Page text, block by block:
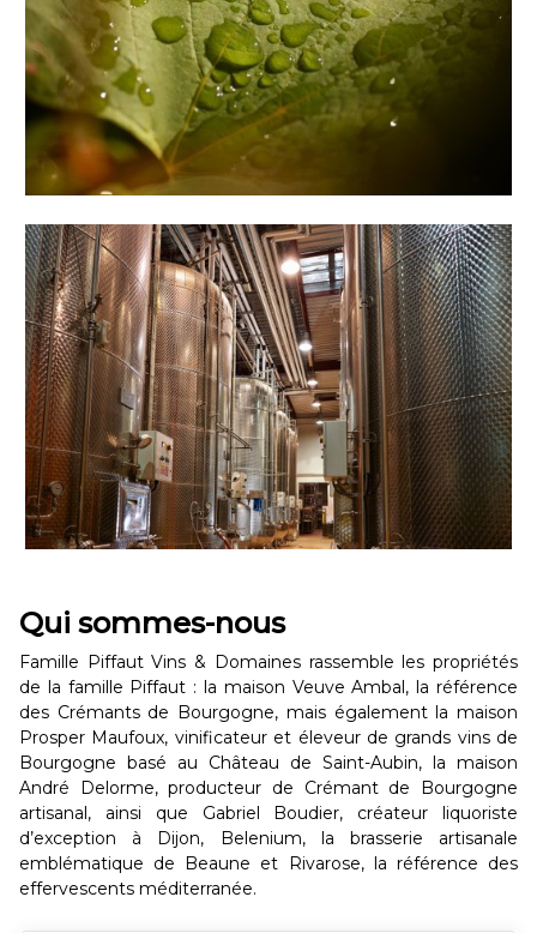
Qui sommes-nous
Famille Piffaut Vins & Domaines rassemble les propriétés
de la famille Piffaut : la maison Veuve Ambal, la référence
des Crémants de Bourgogne, mais également la maison
Prosper Maufoux, vinificateur et éleveur de grands vins de
Bourgogne basé au Château de Saint-Aubin, la maison
André Delorme, producteur de Crémant de Bourgogne
artisanal, ainsi que Gabriel Boudier, créateur liquoriste
d’exception à Dijon, Belenium, la brasserie artisanale
emblématique de Beaune et Rivarose, la référence des
effervescents méditerranée.